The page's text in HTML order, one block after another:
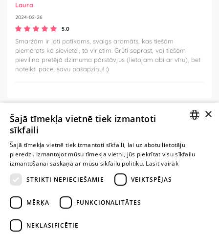
Laura
2024-02-26
5.0
Smaržām ir ļoti patīkams, svaigs aromāts, kas tiešām
piemērots kā sievietei, tā vīrietim. Grūti saprast, vai tiešām
pievilina pretējā dzimuma pārstāvjus (lietojam abi ar vīru), bet
noteikti paceļ savu pašapziņu! :)
Ievērībai: Yesyes.lv satur atklātu seksuālu informāciju un attēlus. Lietot
TURPINIET
ROTAĻĀTIES
+371 29 994 357
RUSSIAN
×
Šajā tīmekļa vietnē tiek izmantoti
sīkfaili
Šajā tīmekļa vietnē tiek izmantoti sīkfaili, lai uzlabotu lietotāju
pieredzi. Izmantojot mūsu tīmekļa vietni, jūs piekrītat visu sīkfailu
izmantošanai saskaņā ar mūsu sīkfailu politiku. Lasīt vairāk
STRIKTI NEPIECIEŠAMIE
VEIKTSPĒJAS
MĒRĶA FUNKCIONALITĀTES
NEKLASIFICĒTIE